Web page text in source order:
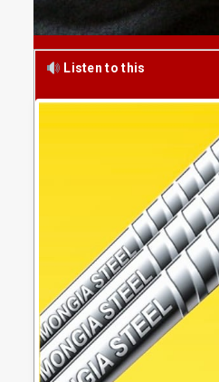
Listen to this